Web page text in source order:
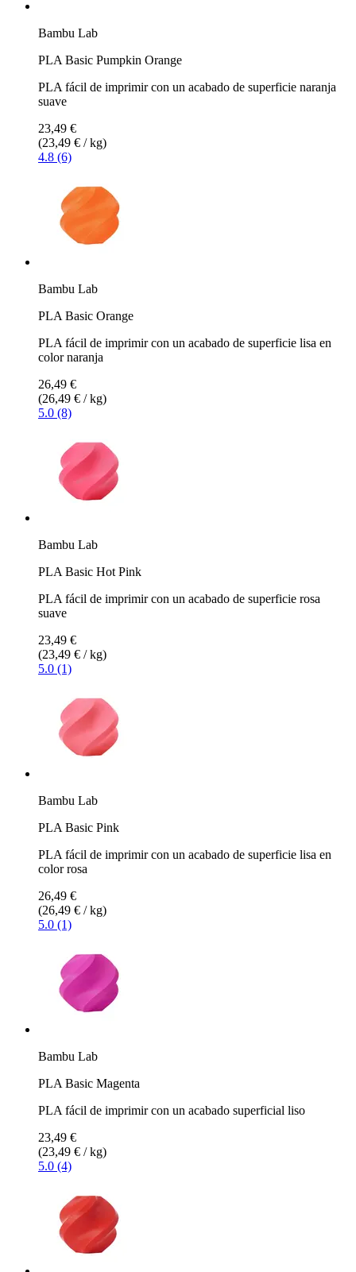
Bambu Lab
PLA Basic Pumpkin Orange
PLA fácil de imprimir con un acabado de superficie naranja
suave
23,49 €
(23,49 € / kg)
4.8 (6)
Bambu Lab
PLA Basic Orange
PLA fácil de imprimir con un acabado de superficie lisa en
color naranja
26,49 €
(26,49 € / kg)
5.0 (8)
Bambu Lab
PLA Basic Hot Pink
PLA fácil de imprimir con un acabado de superficie rosa
suave
23,49 €
(23,49 € / kg)
5.0 (1)
Bambu Lab
PLA Basic Pink
PLA fácil de imprimir con un acabado de superficie lisa en
color rosa
26,49 €
(26,49 € / kg)
5.0 (1)
Bambu Lab
PLA Basic Magenta
PLA fácil de imprimir con un acabado superficial liso
23,49 €
(23,49 € / kg)
5.0 (4)